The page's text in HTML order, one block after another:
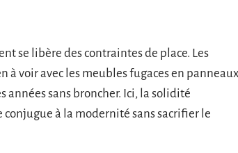
se libère des contraintes de place. Les
à voir avec les meubles fugaces en panneaux
années sans broncher. Ici, la solidité
à la modernité sans sacrifier le